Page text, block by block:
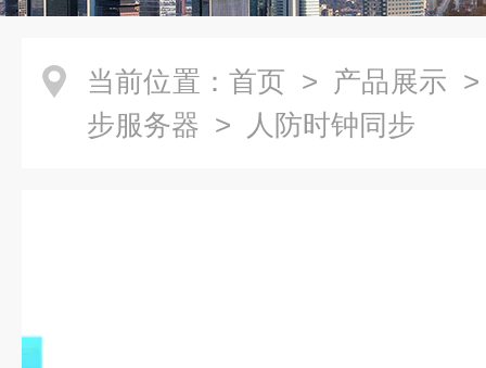
当前位置： 首页 > 产品展示
步服务器 > 人防时钟同步